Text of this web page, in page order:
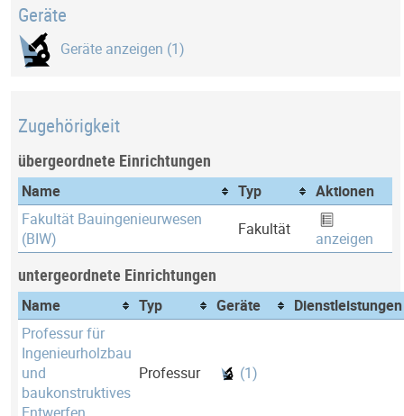
Geräte
Geräte anzeigen (1)
Zugehörigkeit
übergeordnete Einrichtungen
Name Typ
Aktionen
Fakultät Bauingenieurwesen
(BIW)
Fakultät anzeigen
untergeordnete Einrichtungen
Name Typ Geräte
Dienstleistungen
Professur für
Ingenieurholzbau
und
baukonstruktives
Entwerfen
Professur (1)